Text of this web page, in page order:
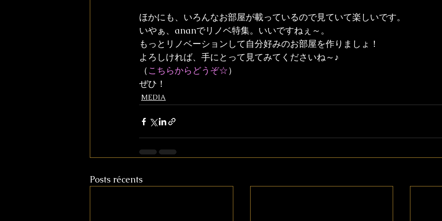
ほかにも、いろんなお部屋が載っているので見ていて楽しいです。
いやぁ、ananでリノベ特集。いいですねぇ～。
もっとリノベーションして自分好みのお部屋を作りましょ！
よろしければ、手にとって見てみてくださいね～♪
（ こちらからどうぞ☆）
ぜひ！
MEDIA
Posts récents